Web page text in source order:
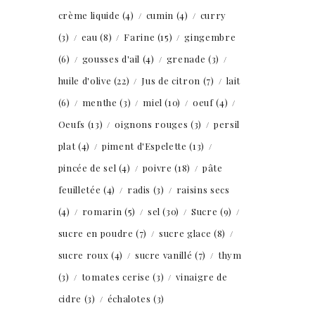
crème liquide (4) cumin (4)
curry
(3)
eau (8) Farine (15)
gingembre
(6)
gousses d'ail (4) grenade (3)
huile d'olive (22) Jus de citron (7)
lait
(6)
menthe (3) miel (10) oeuf(4)
Oeufs (13) oignons rouges (3)
persil
plat(4) piment d'Espelette (13)
pincée de sel (4) poivre (18)
pâte
feuilletée (4) radis (3)
raisins secs
(4)
romarin (5) sel (30) Sucre (9)
sucre en poudre (7) sucre glace (8)
sucre roux (4) sucre vanillé (7)
thym
(3)
tomates cerise (3)
vinaigre de
cidre (3) échalotes (3)